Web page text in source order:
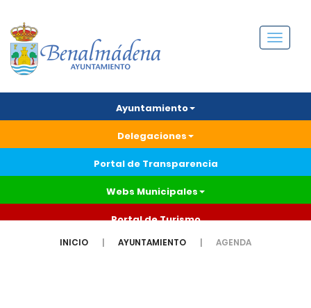
Menú
Ayuntamiento
Delegaciones
Portal de Transparencia
Webs Municipales
Portal de Turismo
INICIO AYUNTAMIENTO AGENDA